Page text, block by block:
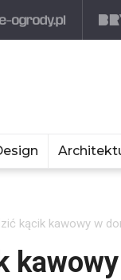
kącik kawowy w